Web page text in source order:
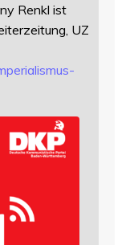
Renkl ist
UZ
smus-